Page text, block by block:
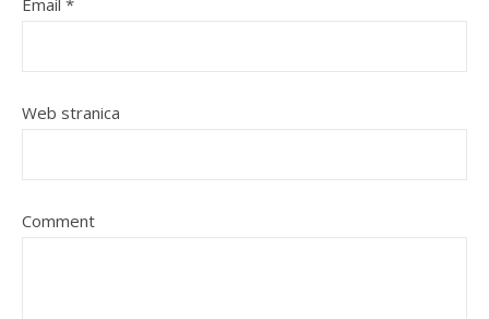
Email *
Web stranica
Comment